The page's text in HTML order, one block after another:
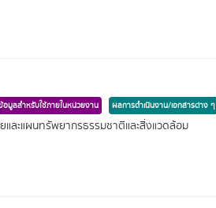
อมูลสำหรับใช้ภายในหน่วยงาน ผลการดำเนินงาน/เอกสารต่าง ๆ
ละแผนทรัพยากรธรรมชาติและสิ่งแวดล้อม